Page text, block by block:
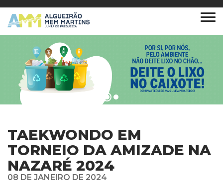
TAEKWONDO EM
TORNEIO DA AMIZADE NA
NAZARÉ 2024
08 DE JANEIRO DE 2024